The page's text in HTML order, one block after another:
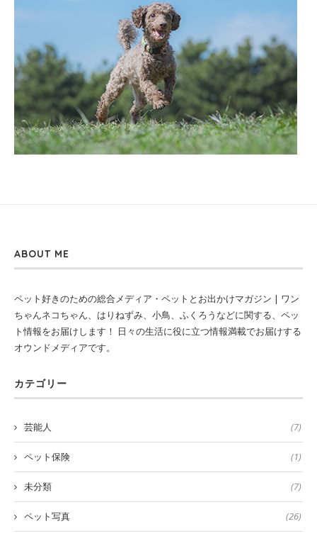
ABOUT ME
ペット好きのための総合メディア・ペットとお出かけマガジン | ワン
ちゃんネコちゃん、はりねずみ、小鳥、ふくろうなどに関する、ペッ
ト情報をお届けします！ 日々の生活に役に立つ情報満載でお届けする
オウンドメディアです。
カテゴリー
芸能人 (7)
ペット保険 (1)
未分類 (7)
ペット写真 (26)